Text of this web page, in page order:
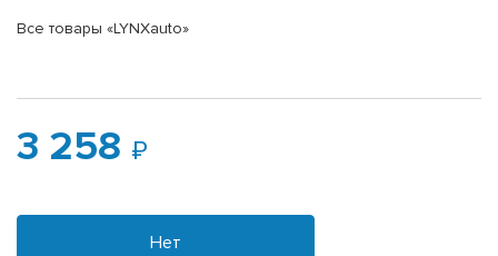
Все товары «LYNXauto»
3 258
Нет